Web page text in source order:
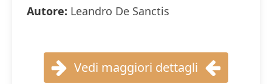
Autore: Leandro De Sanctis
Vedi maggiori dettagli